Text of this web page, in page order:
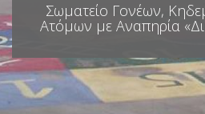
χ
ό
μ
ε
ν
ο
Σωματείο Γονέων,
Ατόμων με Αναπηρία